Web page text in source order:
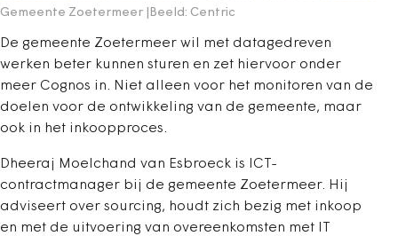
Gemeente Zoetermeer |Beeld: Centric
De gemeente Zoetermeer wil met datagedreven
werken beter kunnen sturen en zet hiervoor onder
meer Cognos in. Niet alleen voor het monitoren van de
doelen voor de ontwikkeling van de gemeente, maar
ook in het inkoopproces.
Dheeraj Moelchand van Esbroeck is ICT-
contractmanager bij de gemeente Zoetermeer. Hij
adviseert over sourcing, houdt zich bezig met inkoop
en met de uitvoering van overeenkomsten met IT